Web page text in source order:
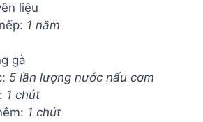
liệu
1 nắm
gà
5 lần lượng nước nấu cơm
1 chút
1 chút